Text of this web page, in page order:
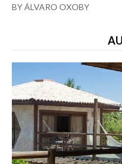
BY ÁLVARO OXOBY